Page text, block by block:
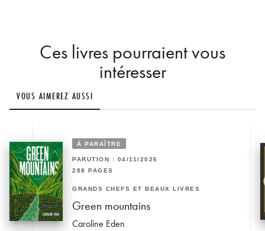
Ces livres pourraient vous
intéresser
VOUS AIMEREZ AUSSI
À PARAÎTRE
PARUTION : 04/11/2026
288 PAGES
GRANDS CHEFS ET BEAUX LIVRES
Green mountains
Caroline Eden